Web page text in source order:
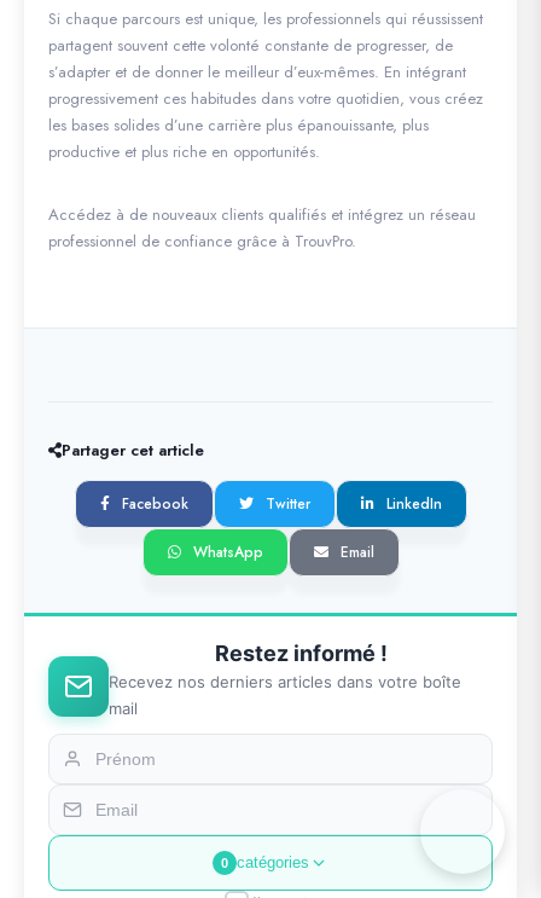
Si chaque parcours est unique, les professionnels qui réussissent
partagent souvent cette volonté constante de progresser, de
s’adapter et de donner le meilleur d’eux-mêmes. En intégrant
progressivement ces habitudes dans votre quotidien, vous créez
les bases solides d’une carrière plus épanouissante, plus
productive et plus riche en opportunités.
Accédez à de nouveaux clients qualifiés et intégrez un réseau
professionnel de confiance grâce à TrouvPro.
Partager cet article
Facebook Twitter LinkedIn
WhatsApp Email
Restez informé !
Recevez nos derniers articles dans votre boîte
mail
0 catégories